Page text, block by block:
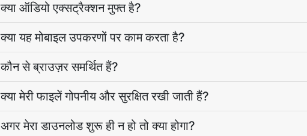
क्या ऑडियो एक्सट्रैक्शन मुफ्त है?
क्या यह मोबाइल उपकरणों पर काम करता है?
कौन से ब्राउज़र समर्थित हैं?
क्या मेरी फाइलें गोपनीय और सुरक्षित रखी जाती हैं?
अगर मेरा डाउनलोड शुरू ही न हो तो क्या होगा?